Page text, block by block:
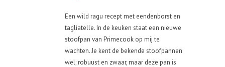
Een wild ragu recept met eendenborst en
tagliatelle. In de keuken staat een nieuwe
stoofpan van Primecook op mij te
wachten. Je kent de bekende stoofpannen
wel; robuust en zwaar, maar deze pan is